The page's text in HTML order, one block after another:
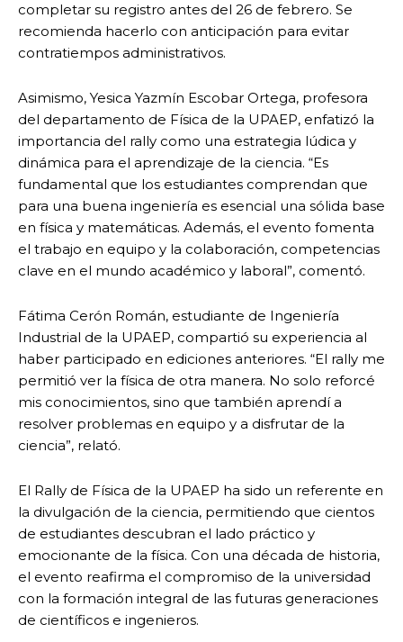
completar su registro antes del 26 de febrero. Se
recomienda hacerlo con anticipación para evitar
contratiempos administrativos.
Asimismo, Yesica Yazmín Escobar Ortega, profesora
del departamento de Física de la UPAEP, enfatizó la
importancia del rally como una estrategia lúdica y
dinámica para el aprendizaje de la ciencia. “Es
fundamental que los estudiantes comprendan que
para una buena ingeniería es esencial una sólida base
en física y matemáticas. Además, el evento fomenta
el trabajo en equipo y la colaboración, competencias
clave en el mundo académico y laboral”, comentó.
Fátima Cerón Román, estudiante de Ingeniería
Industrial de la UPAEP, compartió su experiencia al
haber participado en ediciones anteriores. “El rally me
permitió ver la física de otra manera. No solo reforcé
mis conocimientos, sino que también aprendí a
resolver problemas en equipo y a disfrutar de la
ciencia”, relató.
El Rally de Física de la UPAEP ha sido un referente en
la divulgación de la ciencia, permitiendo que cientos
de estudiantes descubran el lado práctico y
emocionante de la física. Con una década de historia,
el evento reafirma el compromiso de la universidad
con la formación integral de las futuras generaciones
de científicos e ingenieros.